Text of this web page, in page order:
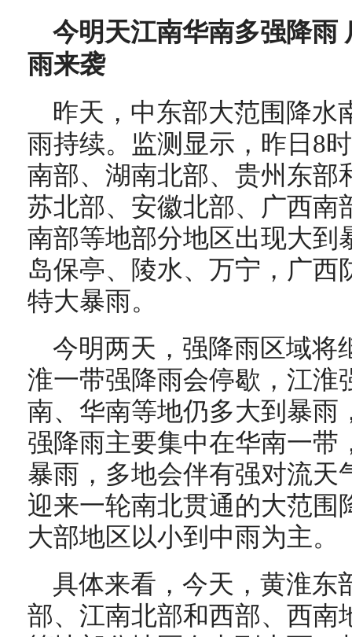
今明天江南华南多强降雨
雨来袭
昨天，中东部大范围降水
雨持续。监测显示， 昨日8
南部、湖南北部、贵州东部
苏北部、安徽北部、广西南
南部等地部分地区出现大到
岛保亭、陵水、万宁，广西
特大暴雨。
今明两天，强降雨区域将
淮一带强降雨会停歇，江淮
南、华南等地仍多大到暴雨
强降雨主要集中在华南一带
暴雨，多地会伴有强对流天
迎来一轮南北贯通的大范围
大部地区以小到中雨为主。
具体来看，今天， 黄淮东
部、江南北部和西部、西南